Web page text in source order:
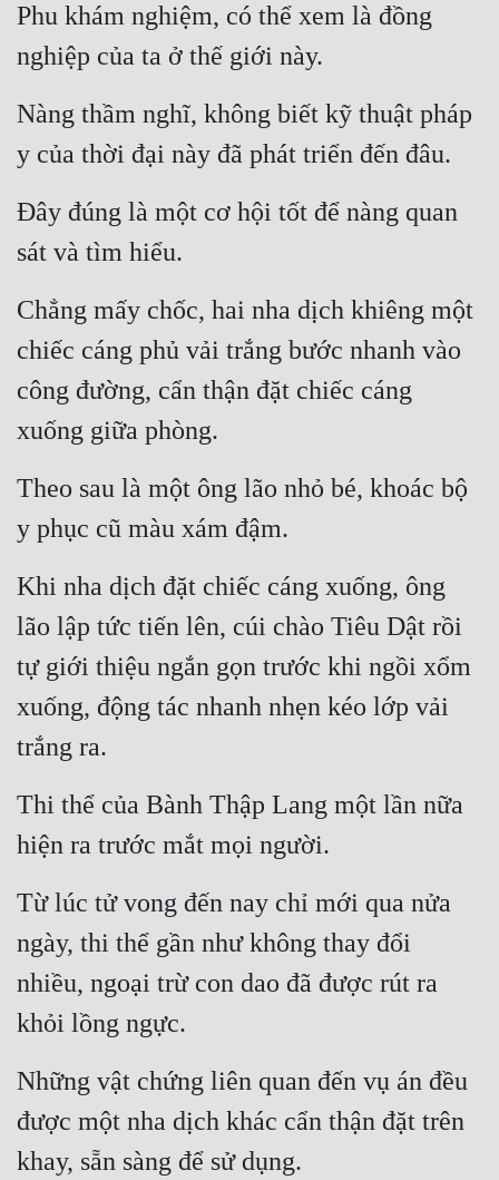
Phu khám nghiệm, có thể xem là đồng
nghiệp của ta ở thế giới này.
Nàng thầm nghĩ, không biết kỹ thuật pháp
y của thời đại này đã phát triển đến đâu.
Đây đúng là một cơ hội tốt để nàng quan
sát và tìm hiểu.
Chẳng mấy chốc, hai nha dịch khiêng một
chiếc cáng phủ vải trắng bước nhanh vào
công đường, cẩn thận đặt chiếc cáng
xuống giữa phòng.
Theo sau là một ông lão nhỏ bé, khoác bộ
y phục cũ màu xám đậm.
Khi nha dịch đặt chiếc cáng xuống, ông
lão lập tức tiến lên, cúi chào Tiêu Dật rồi
tự giới thiệu ngắn gọn trước khi ngồi xổm
xuống, động tác nhanh nhẹn kéo lớp vải
trắng ra.
Thi thể của Bành Thập Lang một lần nữa
hiện ra trước mắt mọi người.
Từ lúc tử vong đến nay chỉ mới qua nửa
ngày, thi thể gần như không thay đổi
nhiều, ngoại trừ con dao đã được rút ra
khỏi lồng ngực.
Những vật chứng liên quan đến vụ án đều
được một nha dịch khác cẩn thận đặt trên
khay, sẵn sàng để sử dụng.